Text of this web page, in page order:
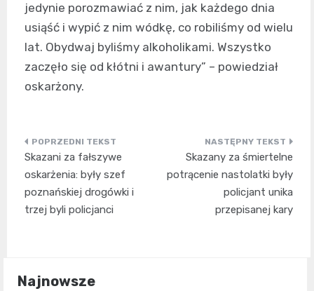
jedynie porozmawiać z nim, jak każdego dnia
usiąść i wypić z nim wódkę, co robiliśmy od wielu
lat. Obydwaj byliśmy alkoholikami. Wszystko
zaczęło się od kłótni i awantury” – powiedział
oskarżony.
Nawigacja
wpisu
Skazani za fałszywe
oskarżenia: były szef
poznańskiej drogówki i
trzej byli policjanci
Skazany za śmiertelne
potrącenie nastolatki były
policjant unika
przepisanej kary
Najnowsze